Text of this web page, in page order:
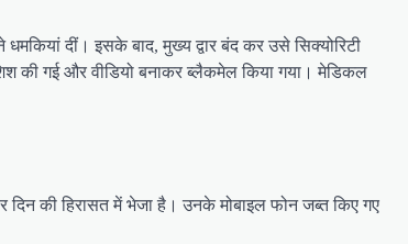
दीं। इसके बाद, मुख्य द्वार बंद कर उसे सिक्योरिटी
की गई और वीडियो बनाकर ब्लैकमेल किया गया। मेडिकल
दिन की हिरासत में भेजा है। उनके मोबाइल फोन जब्त किए गए